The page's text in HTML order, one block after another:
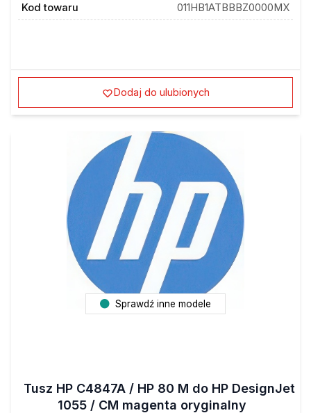
Kod towaru
011HB1ATBBBZ0000MX
Dodaj do ulubionych
Sprawdź inne modele
Tusz HP C4847A / HP 80 M do HP DesignJet
1055 / CM magenta oryginalny